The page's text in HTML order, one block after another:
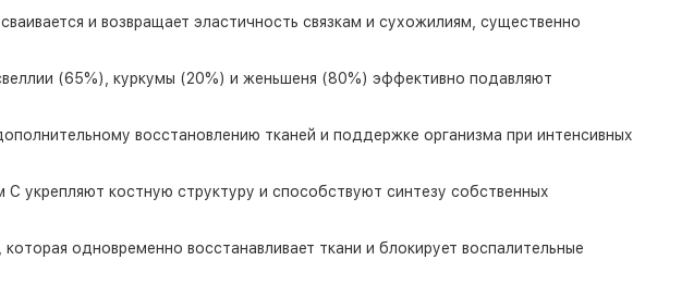
и возвращает эластичность связкам и сухожилиям, существенно
(65%), куркумы (20%) и женьшеня (80%) эффективно подавляют
восстановлению тканей и поддержке организма при интенсивных
укрепляют костную структуру и способствуют синтезу собственных
, которая одновременно восстанавливает ткани и блокирует воспалительные